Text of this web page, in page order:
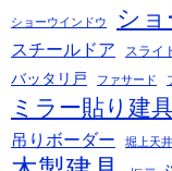
ショーウインドウ ショ
スチールドア スライ
バッタリ戸 ファサード
ミラー貼り建
吊りボーダー 堀上天井